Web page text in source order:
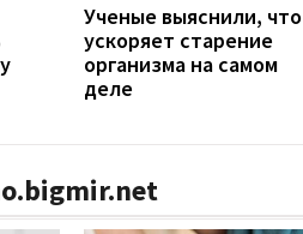
Ученые выяснили, что
ускоряет старение
организма на самом
деле